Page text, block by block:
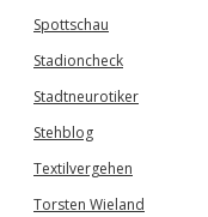
Spottschau
Stadioncheck
Stadtneurotiker
Stehblog
Textilvergehen
Torsten Wieland